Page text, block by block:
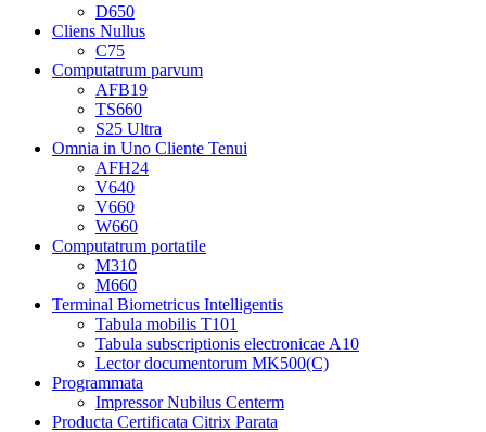
D650
Cliens Nullus
C75
Computatrum parvum
AFB19
TS660
S25 Ultra
Omnia in Uno Cliente Tenui
AFH24
V640
V660
W660
Computatrum portatile
M310
M660
Terminal Biometricus Intelligentis
Tabula mobilis T101
Tabula subscriptionis electronicae A10
Lector documentorum MK500(C)
Programmata
Impressor Nubilus Centerm
Producta Certificata Citrix Parata